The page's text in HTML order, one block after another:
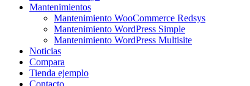
Mantenimientos
Mantenimiento WooCommerce Redsys
Mantenimiento WordPress Simple
Mantenimiento WordPress Multisite
Noticias
Compara
Tienda ejemplo
Contacto